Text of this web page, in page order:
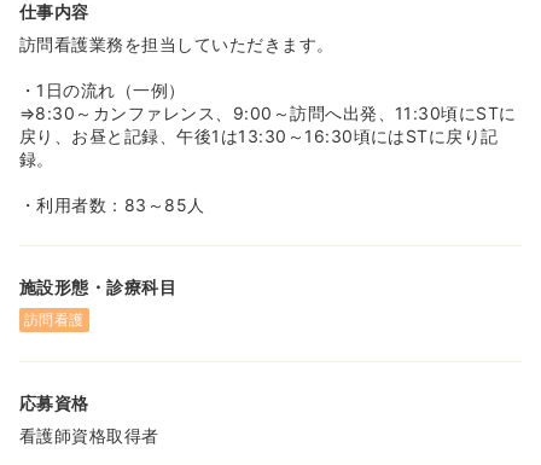
仕事内容
訪問看護業務を担当していただきます。
・1日の流れ（一例）
⇒8:30～カンファレンス、9:00～訪問へ出発、11:30頃にSTに
戻り、お昼と記録、午後1は13:30～16:30頃にはSTに戻り記
録。
・利用者数：83～85人
施設形態・診療科目
訪問看護
応募資格
看護師資格取得者